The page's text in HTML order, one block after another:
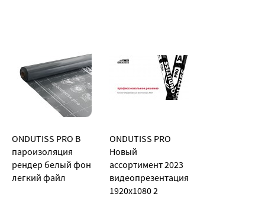
ONDUTISS PRO В
пароизоляция
рендер белый фон
легкий файл
ONDUTISS PRO
Новый
ассортимент 2023
видеопрезентация
1920x1080 2